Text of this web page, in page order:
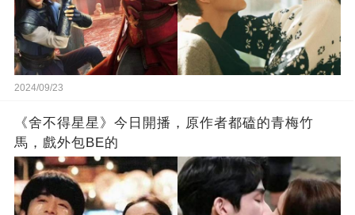
2024/09/23
《舍不得星星》今日開播，原作者都磕的青梅竹
馬，戲外包BE的